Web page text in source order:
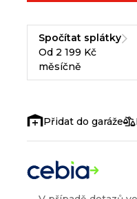
Spočítat splátky
Od 2 199 Kč
měsíčně